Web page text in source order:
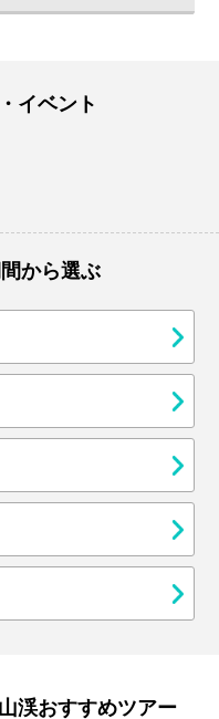
イベント
から選ぶ
渓おすすめツアー